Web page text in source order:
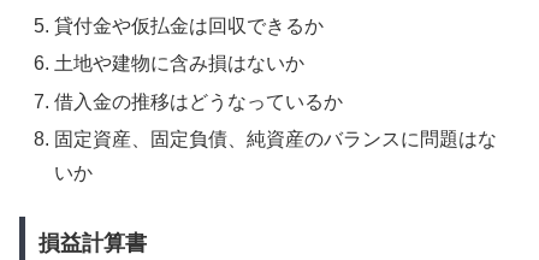
貸付金や仮払金は回収できるか
土地や建物に含み損はないか
借入金の推移はどうなっているか
固定資産、固定負債、純資産のバランスに問題はな
いか
損益計算書